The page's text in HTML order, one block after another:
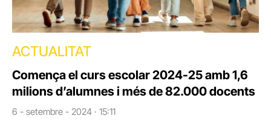
ACTUALITAT
Comença el curs escolar 2024-25 amb 1,6
milions d’alumnes i més de 82.000 docents
6 - setembre - 2024 · 15:11